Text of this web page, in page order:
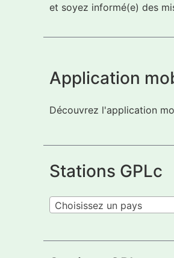
et soyez informé(e) des
Application
Découvrez l'application
Stations GPLc
Choisissez un pays